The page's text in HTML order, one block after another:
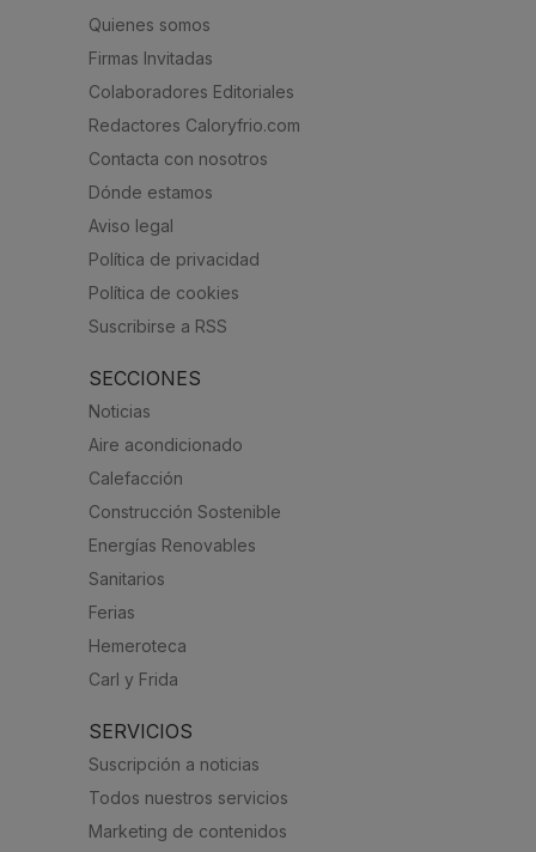
Quienes somos
Firmas Invitadas
Colaboradores Editoriales
Redactores Caloryfrio.com
Contacta con nosotros
Dónde estamos
Aviso legal
Política de privacidad
Política de cookies
Suscribirse a RSS
SECCIONES
Noticias
Aire acondicionado
Calefacción
Construcción Sostenible
Energías Renovables
Sanitarios
Ferias
Hemeroteca
Carl y Frida
SERVICIOS
Suscripción a noticias
Todos nuestros servicios
Marketing de contenidos